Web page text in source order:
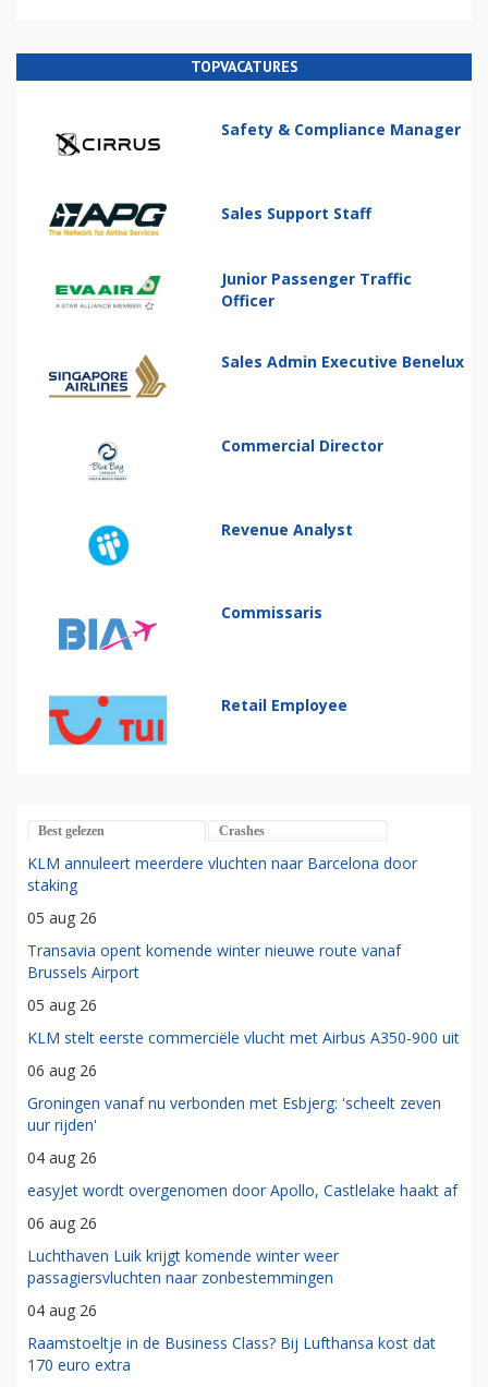
TOPVACATURES
Safety & Compliance Manager
Sales Support Staff
Junior Passenger Traffic
Officer
Sales Admin Executive Benelux
Commercial Director
Revenue Analyst
Commissaris
Retail Employee
Best gelezen Crashes
KLM annuleert meerdere vluchten naar Barcelona door
staking
05 aug 26
Transavia opent komende winter nieuwe route vanaf
Brussels Airport
05 aug 26
KLM stelt eerste commerciële vlucht met Airbus A350-900 uit
06 aug 26
Groningen vanaf nu verbonden met Esbjerg: 'scheelt zeven
uur rijden'
04 aug 26
easyJet wordt overgenomen door Apollo, Castlelake haakt af
06 aug 26
Luchthaven Luik krijgt komende winter weer
passagiersvluchten naar zonbestemmingen
04 aug 26
Raamstoeltje in de Business Class? Bij Lufthansa kost dat
170 euro extra